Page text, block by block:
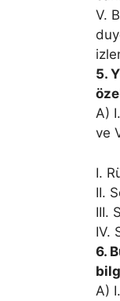
V.
5.
A)
ve
I.
II.
III.
IV.
6.
A)